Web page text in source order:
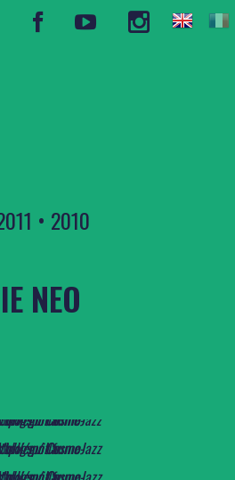
• 2010
NEO